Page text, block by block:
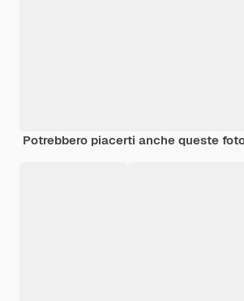
Potrebbero piacerti anche queste